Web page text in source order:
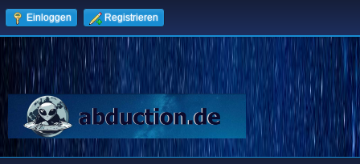
Einloggen Registrieren